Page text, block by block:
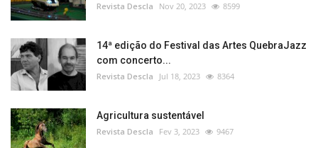
Revista Descla Nov 20, 2023 8599
14ª edição do Festival das Artes QuebraJazz
com concerto...
Revista Descla Jul 18, 2023 8364
Agricultura sustentável
Revista Descla Fev 3, 2023 9467